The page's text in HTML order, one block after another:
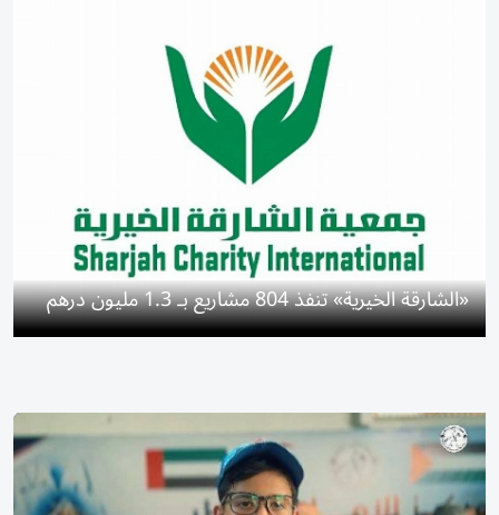
«الشارقة الخيرية» تنفذ 804 مشاريع بـ 1.3 مليون درهم